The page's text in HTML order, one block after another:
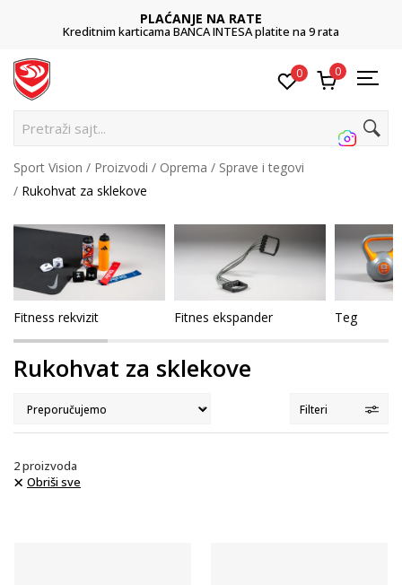
PLAĆANJE NA RATE
Kreditnim karticama BANCA INTESA platite na 9 rata
0 0
Pretraži sajt...
Sport Vision Proizvodi Oprema
Sprave i tegovi
Rukohvat za sklekove
Fitness rekvizit Fitnes ekspander Teg
Rukohvat za sklekove
Filteri
2proizvoda
Obriši sve